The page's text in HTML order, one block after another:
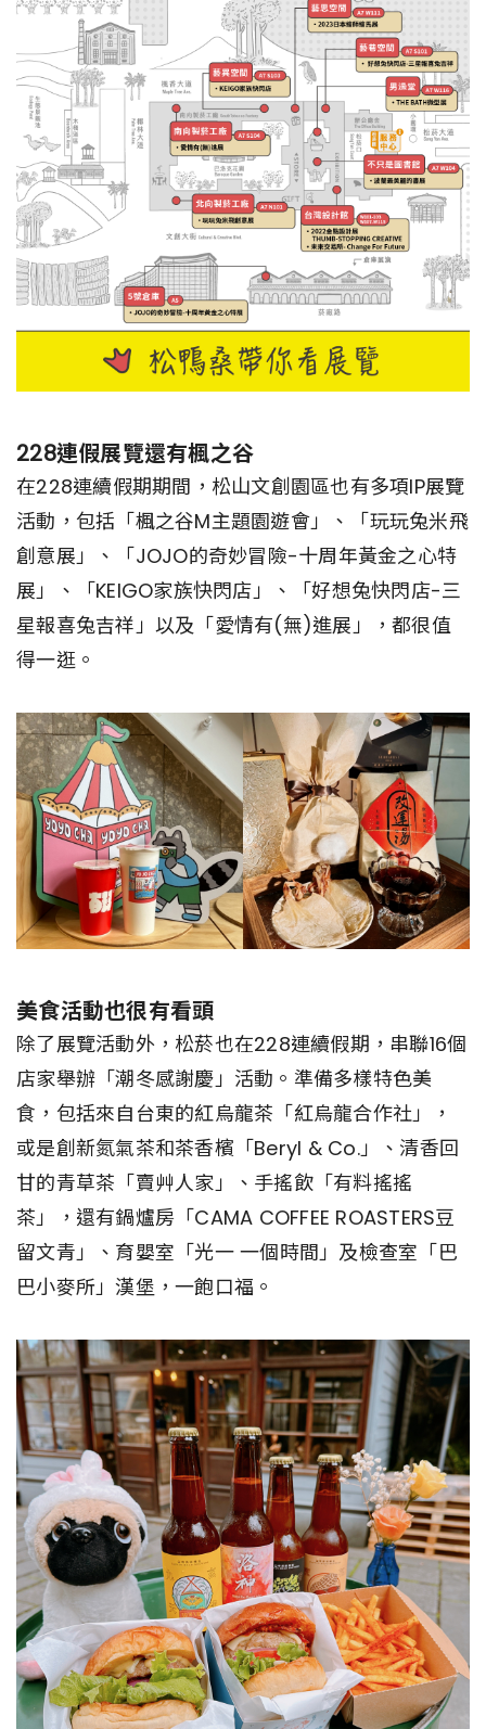
228連假展覽還有楓之谷
在228連續假期期間，松山文創園區也有多項IP展覽
活動，包括「楓之谷M主題園遊會」、「玩玩兔米飛
創意展」、「JOJO的奇妙冒險-十周年黃金之心特
展」、「KEIGO家族快閃店」、「好想兔快閃店-三
星報喜兔吉祥」以及「愛情有(無)進展」，都很值
得一逛。
美食活動也很有看頭
除了展覽活動外，松菸也在228連續假期，串聯16個
店家舉辦「潮冬感謝慶」活動。準備多樣特色美
食，包括來自台東的紅烏龍茶「紅烏龍合作社」，
或是創新氮氣茶和茶香檳「Beryl & Co.」、清香回
甘的青草茶「賣艸人家」、手搖飲「有料搖搖
茶」，還有鍋爐房「CAMA COFFEE ROASTERS豆
留文青」、育嬰室「光一 一個時間」及檢查室「巴
巴小麥所」漢堡，一飽口福。